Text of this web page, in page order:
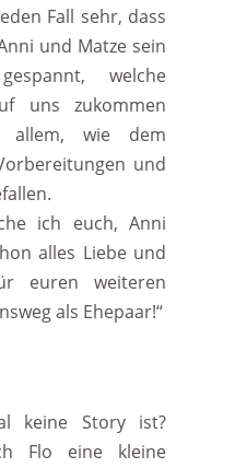
Fall sehr, dass
und Matze sein
welche
uns zukommen
wie dem
und
ich euch, Anni
alles Liebe und
euren weiteren
als Ehepaar!“
keine Story ist?
Flo eine kleine